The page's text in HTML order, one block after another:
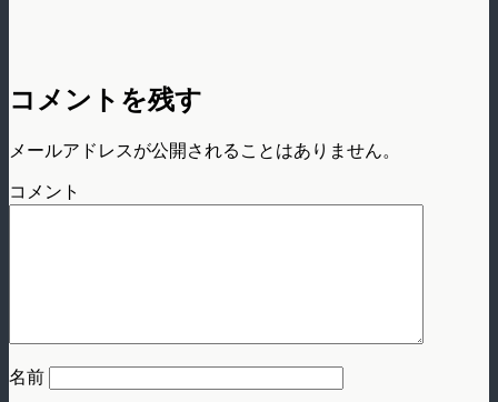
コメントを残す
メールアドレスが公開されることはありません。
コメント
名前